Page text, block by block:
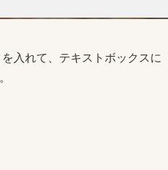
入れて、テキストボックスに